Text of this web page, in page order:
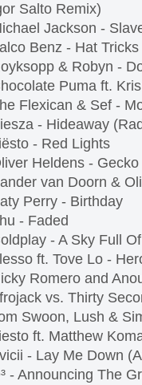
Salto Remix)
Jackson -
Benz - Hat Tricks
& Robyn -
Puma ft.
Flexican & Sef -
- Hideaway
- Red Lights
Heldens - Gecko
van Doorn &
Perry - Birthday
- Faded
- A Sky Full
ft. Tove Lo -
Romero and
vs. Thirty
Swoon, Lush &
ft. Matthew
- Lay Me Down
- Announcing The